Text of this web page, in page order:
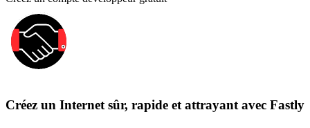
Créez un Internet sûr, rapide et attrayant avec Fastly